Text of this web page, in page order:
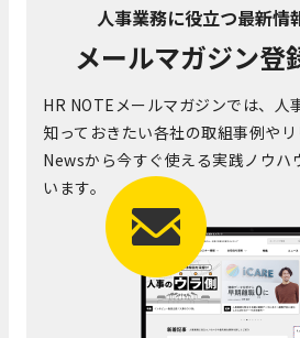
人事業務に役立つ最新情
メールマガジン登
HR NOTEメールマガジンでは、人
知っておきたい各社の取組事例や
Newsから今すぐ使える実践ノウハ
います。